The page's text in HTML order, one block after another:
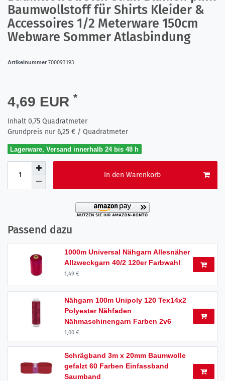
Baumwollstoff für Shirts Kleider &
Accessoires 1/2 Meterware 150cm
Webware Sommer Atlasbindung
Artikelnummer 700093193
4,69 EUR *
Inhalt 0,75 Quadratmeter
Grundpreis nur6,25 € / Quadratmeter
Lagerware, Versand innerhalb 24 bis 48 h
In den Warenkorb
Passend dazu
1000m Universal Nähgarn Allesnäher
Allzweckgarn 40/2 120er Farbwahl
1,49 €
Nähgarn 100m Unipoly 120 Tex14x2
Polyester Nähfaden
Nähmaschinengarn Farben 2v6
1,00 €
Schrägband 3m x 20mm Baumwolle
gefalzt 60 Farben Einfassband
Saumband